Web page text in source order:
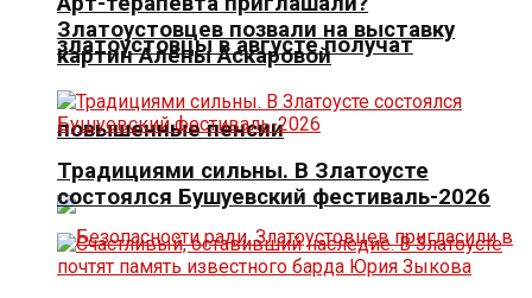
златоустовцы в августе получат
повышенные пенсии
Златоустовцев позвали на выставку
картин Алёны Аскаровой
Традициями сильны. В Златоусте
состоялся Бушуевский фестиваль-2026